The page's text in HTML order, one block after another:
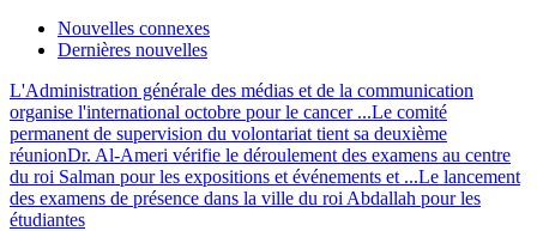
Nouvelles connexes
Dernières nouvelles
L'Administration générale des médias et de la communication
organise l'international octobre pour le cancer ...Le comité
permanent de supervision du volontariat tient sa deuxième
réunionDr. Al-Ameri vérifie le déroulement des examens au centre
du roi Salman pour les expositions et événements et ...Le lancement
des examens de présence dans la ville du roi Abdallah pour les
étudiantes